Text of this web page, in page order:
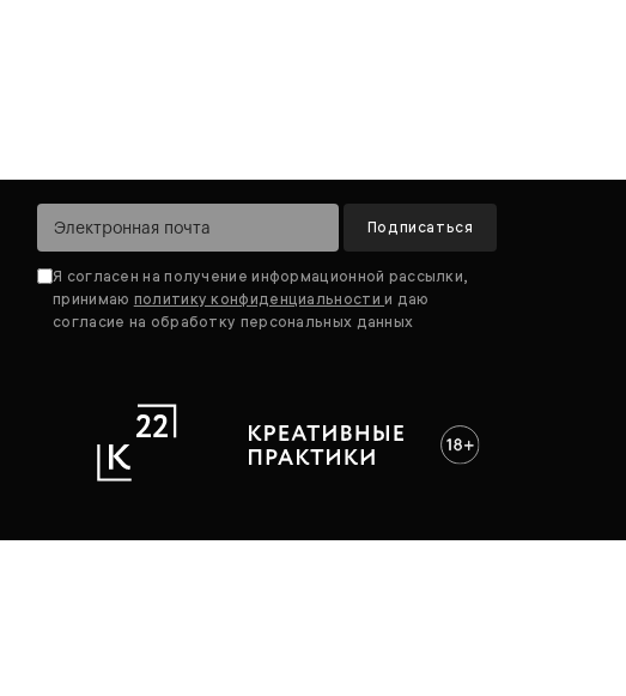
Подписаться
Я согласен на получение информационной рассылки,
принимаю политику конфиденциальностии даю
согласие на обработку персональных данных